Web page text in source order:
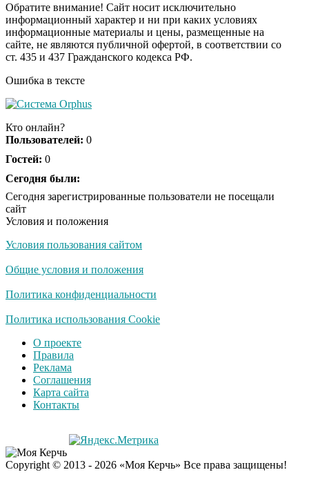
i
Ролик из Омска: вы
будете смеяться долго
Королева вагона
Обратите внимание! Сайт носит исключительно
информационный характер и ни при каких условиях
информационные материалы и цены, размещенные на
сайте, не являются публичной офертой, в соответствии со
ст. 435 и 437 Гражданского кодекса РФ.
Ошибка в тексте
Кто онлайн?
Пользователей: 0
Гостей: 0
Сегодня были:
Сегодня зарегистрированные пользователи не посещали
сайт
Условия и положения
Условия пользования сайтом
Общие условия и положения
Политика конфиденциальности
Политика использования Cookie
О проекте
Правила
Реклама
Соглашения
Карта сайта
Контакты
Copyright © 2013 - 2026 «Моя Керчь» Все права защищены!